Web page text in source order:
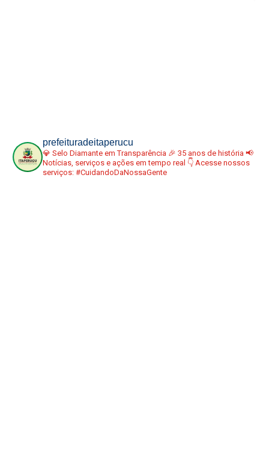
prefeituradeitaperucu
💎 Selo Diamante em Transparência 🎉 35 anos de história 📢
Notícias, serviços e ações em tempo real 👇 Acesse nossos
serviços: #CuidandoDaNossaGente